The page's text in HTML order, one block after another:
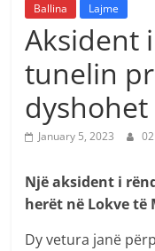
Ballina Lajme
Aksident
tunelin
January 5, 2023
Një aksident i
herët në Lokve të
Dy vetura janë